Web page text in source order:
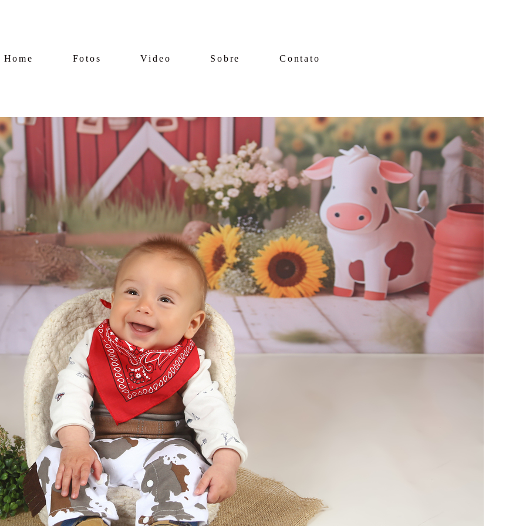
Home Fotos Video Sobre Contato